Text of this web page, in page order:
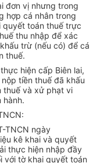
đơn vị nhưng trong
hợp cá nhân trong
quyết toán thuế trực
thu nhập để xác
trừ (nếu có) để cá
thuế.
hiện cấp Biên lai,
tiền thuế đã khấu
thuế và xử phạt vi
hành.
TNCN ngày
kê khai và quyết
thực hiện nhập đầy
với tờ khai quyết toán